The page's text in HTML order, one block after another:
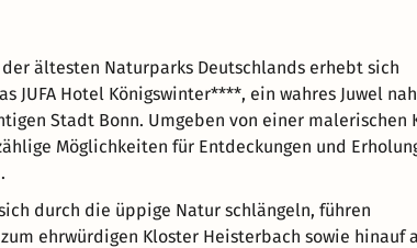
ältesten Naturparks Deutschlands erhebt sich
JUFA Hotel Königswinter****, ein wahres Juwel
Stadt Bonn. Umgeben von einer malerischen
Möglichkeiten für Entdeckungen und
durch die üppige Natur schlängeln, führen
ehrwürdigen Kloster Heisterbach sowie hinauf